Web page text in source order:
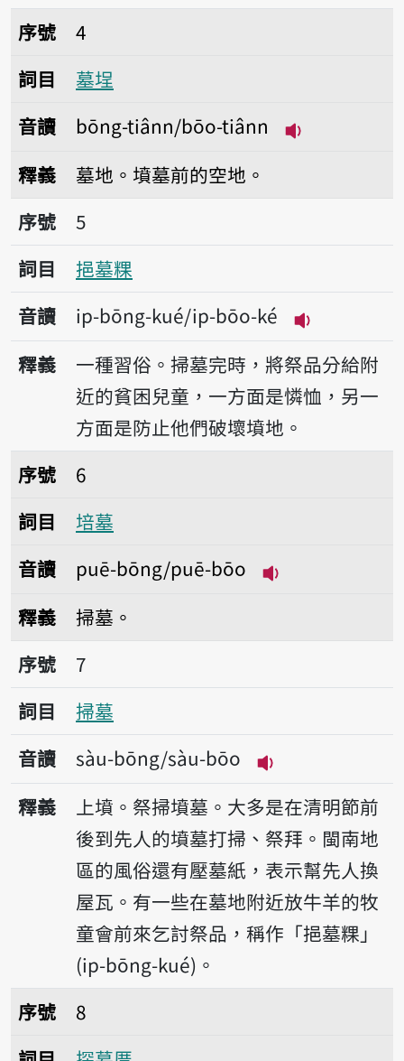
序號4墓埕
序號
4
詞目
墓埕
音讀
bōng-tiânn/bōo-tiânn
釋義
墓地。墳墓前的空地。
序號5挹墓粿
序號
5
詞目
挹墓粿
音讀
ip-bōng-kué/ip-bōo-ké
播放音讀
釋義
一種習俗。掃墓完時，將祭品分給附
近的貧困兒童，一方面是憐恤，另一
方面是防止他們破壞墳地。
序號6培墓
序號
6
詞目
培墓
音讀
puē-bōng/puē-bōo
釋義
掃墓。
序號7掃墓
序號
7
詞目
掃墓
音讀
sàu-bōng/sàu-bōo
播放音讀sàu-
釋義
上墳。祭掃墳墓。大多是在清明節前
後到先人的墳墓打掃、祭拜。閩南地
區的風俗還有壓墓紙，表示幫先人換
屋瓦。有一些在墓地附近放牛羊的牧
童會前來乞討祭品，稱作「挹墓粿」
(ip-bōng-kué)。
序號8探墓厝
序號
8